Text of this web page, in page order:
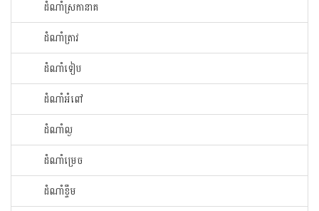
ដំណាំ​ស្រកានាគ
ដំណាំ​ត្រាវ
ដំណាំទៀប
ដំណាំអំពៅ
ដំណាំល្ង
ដំណាំម្រេច
ដំណាំខ្ទឹម